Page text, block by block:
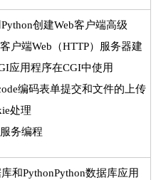
创建Web客户端高级
户端Web（HTTP）服务器建
应用程序在CGI中使用
编码表单提交和文件的上传
处理
务编程
和PythonPython数据库应用